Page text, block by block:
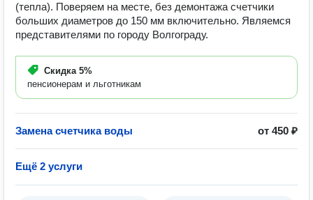
(тепла). Поверяем на месте, без демонтажа счетчики
больших диаметров до 150 мм включительно. Являемся
представителями по городу Волгограду.
Скидка 5%
пенсионерам и льготникам
Замена счетчика воды от 450 ₽
Ещё 2 услуги